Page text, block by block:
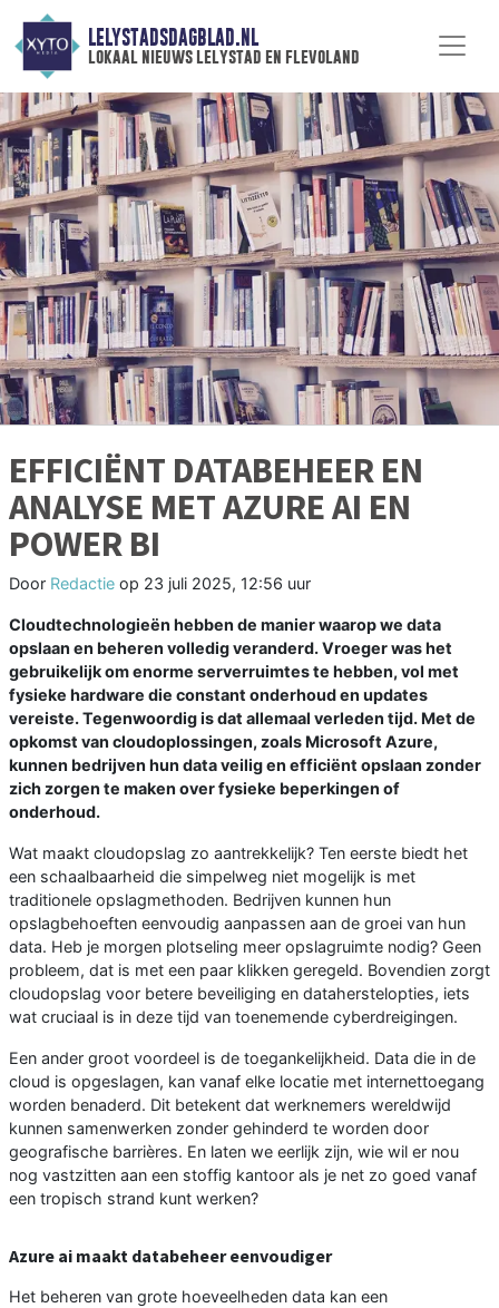
LELYSTADSDAGBLAD.NL
lokaal nieuws lelystad en flevoland
EFFICIËNT DATABEHEER EN
ANALYSE MET AZURE AI EN
POWER BI
Door Redactie op 23 juli 2025, 12:56 uur
Cloudtechnologieën hebben de manier waarop we data
opslaan en beheren volledig veranderd. Vroeger was het
gebruikelijk om enorme serverruimtes te hebben, vol met
fysieke hardware die constant onderhoud en updates
vereiste. Tegenwoordig is dat allemaal verleden tijd. Met de
opkomst van cloudoplossingen, zoals Microsoft Azure,
kunnen bedrijven hun data veilig en efficiënt opslaan zonder
zich zorgen te maken over fysieke beperkingen of
onderhoud.
Wat maakt cloudopslag zo aantrekkelijk? Ten eerste biedt het
een schaalbaarheid die simpelweg niet mogelijk is met
traditionele opslagmethoden. Bedrijven kunnen hun
opslagbehoeften eenvoudig aanpassen aan de groei van hun
data. Heb je morgen plotseling meer opslagruimte nodig? Geen
probleem, dat is met een paar klikken geregeld. Bovendien zorgt
cloudopslag voor betere beveiliging en dataherstelopties, iets
wat cruciaal is in deze tijd van toenemende cyberdreigingen.
Een ander groot voordeel is de toegankelijkheid. Data die in de
cloud is opgeslagen, kan vanaf elke locatie met internettoegang
worden benaderd. Dit betekent dat werknemers wereldwijd
kunnen samenwerken zonder gehinderd te worden door
geografische barrières. En laten we eerlijk zijn, wie wil er nou
nog vastzitten aan een stoffig kantoor als je net zo goed vanaf
een tropisch strand kunt werken?
Azure ai maakt databeheer eenvoudiger
Het beheren van grote hoeveelheden data kan een